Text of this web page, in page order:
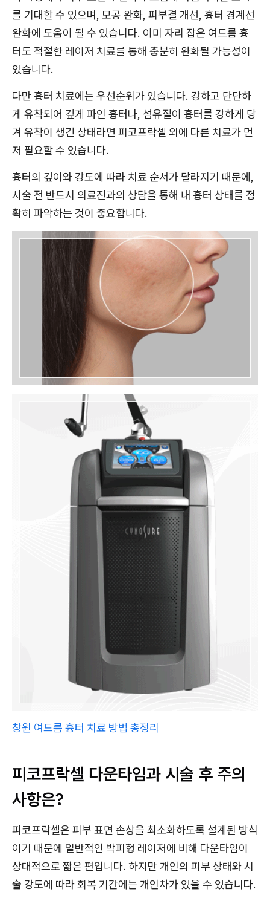
를 기대할 수 있으며, 모공 완화, 피부결 개선, 흉터 경계선
완화에 도움이 될 수 있습니다. 이미 자리 잡은 여드름 흉
터도 적절한 레이저 치료를 통해 충분히 완화될 가능성이
있습니다.
다만 흉터 치료에는 우선순위가 있습니다. 강하고 단단하
게 유착되어 깊게 파인 흉터나, 섬유질이 흉터를 강하게 당
겨 유착이 생긴 상태라면 피코프락셀 외에 다른 치료가 먼
저 필요할 수 있습니다.
흉터의 깊이와 강도에 따라 치료 순서가 달라지기 때문에,
시술 전 반드시 의료진과의 상담을 통해 내 흉터 상태를 정
확히 파악하는 것이 중요합니다.
창원 여드름 흉터 치료 방법 총정리
피코프락셀 다운타임과 시술 후 주의
사항은?
피코프락셀은 피부 표면 손상을 최소화하도록 설계된 방식
이기 때문에 일반적인 박피형 레이저에 비해 다운타임이
상대적으로 짧은 편입니다. 하지만 개인의 피부 상태와 시
술 강도에 따라 회복 기간에는 개인차가 있을 수 있습니다.